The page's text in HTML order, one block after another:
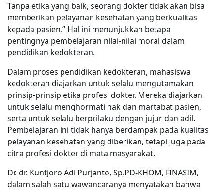
Tanpa etika yang baik, seorang dokter tidak akan bisa
memberikan pelayanan kesehatan yang berkualitas
kepada pasien.” Hal ini menunjukkan betapa
pentingnya pembelajaran nilai-nilai moral dalam
pendidikan kedokteran.
Dalam proses pendidikan kedokteran, mahasiswa
kedokteran diajarkan untuk selalu mengutamakan
prinsip-prinsip etika profesi dokter. Mereka diajarkan
untuk selalu menghormati hak dan martabat pasien,
serta untuk selalu berprilaku dengan jujur dan adil.
Pembelajaran ini tidak hanya berdampak pada kualitas
pelayanan kesehatan yang diberikan, tetapi juga pada
citra profesi dokter di mata masyarakat.
Dr. dr. Kuntjoro Adi Purjanto, Sp.PD-KHOM, FINASIM,
dalam salah satu wawancaranya menyatakan bahwa